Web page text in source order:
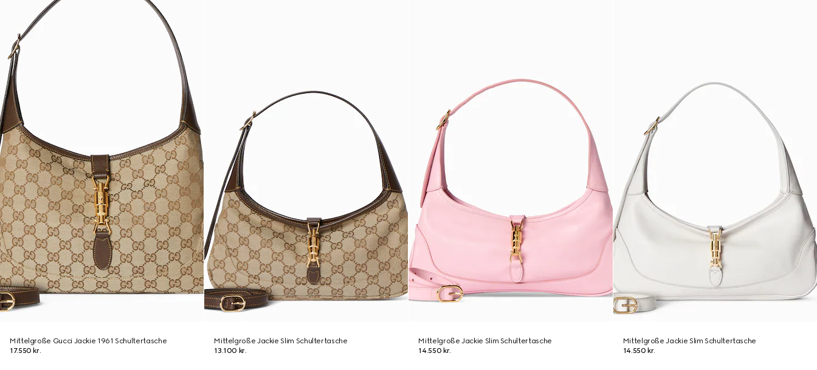
Mittelgroße Gucci Jackie 1961 Schultertasche
17.550 kr.
Mittelgroße Jackie Slim Schultertasche
13.100 kr.
Mittelgroße Jackie Slim Schultertasche
14.550 kr.
Mittelgroße Jackie Slim Schultertasche
14.550 kr.